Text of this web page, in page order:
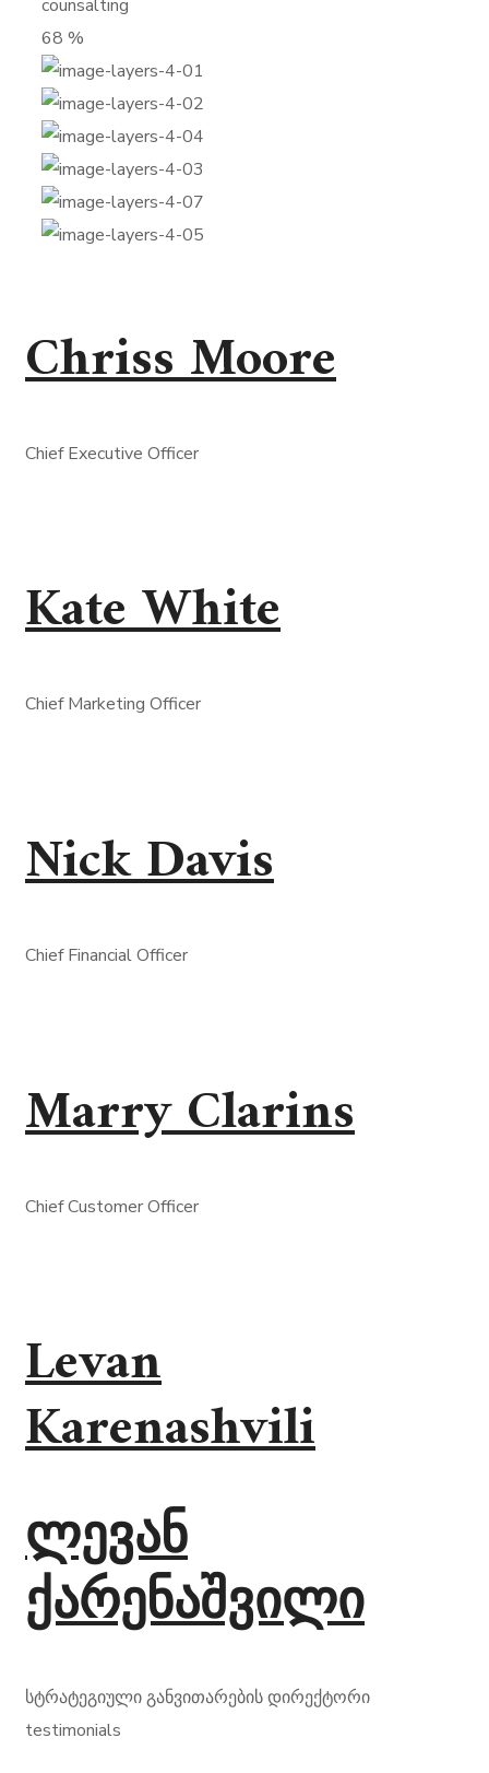
counsalting
68 %
Chriss Moore
Chief Executive Officer
Kate White
Chief Marketing Officer
Nick Davis
Chief Financial Officer
Marry Clarins
Chief Customer Officer
Levan
Karenashvili
ლევან
ქარენაშვილი
სტრატეგიული განვითარების დირექტორი
testimonials